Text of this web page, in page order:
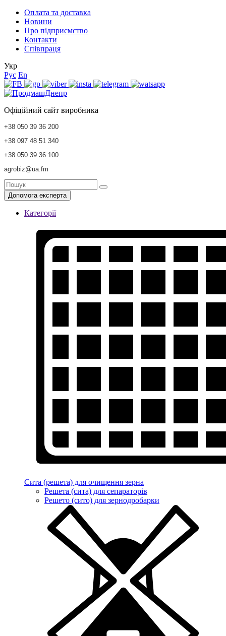
Оплата та доставка
Новини
Про підприємство
Контакти
Співпраця
Укр
Рус En
Офіційний сайт виробника
+38 050 39 36 200
+38 097 48 51 340
+38 050 39 36 100
agrobiz@ua.fm
Допомога експерта
Категорії
Сита (решета) для очищення зерна
Решета (сита) для сепараторів
Решето (сито) для зернодробарки